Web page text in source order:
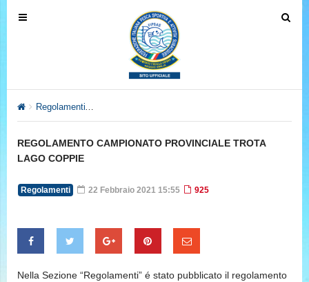
T
v
g
a
T
Regolamenti
REGOLAMENTO CAMPIONATO PROVINCIALE TROTA
LAGO COPPIE
Regolamenti 22 Febbraio 2021 15:55 925
Nella Sezione “Regolamenti” é stato pubblicato il regolamento